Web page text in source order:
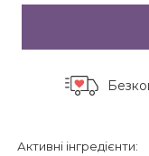
Активні інгредієнти: